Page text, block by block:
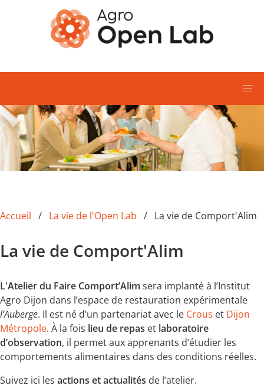
Aller au contenu principal
Accueil La vie de l'Open Lab La vie de Comport'Alim
La vie de Comport'Alim
L'Atelier du Faire Comport’Alim sera implanté à l’Institut
Agro Dijon dans l’espace de restauration expérimentale
l’Auberge. Il est né d’un partenariat avec le Crous et Dijon
Métropole. À la fois lieu de repas et laboratoire
d’observation, il permet aux apprenants d’étudier les
comportements alimentaires dans des conditions réelles.
Suivez ici les actions et actualités de l’atelier.